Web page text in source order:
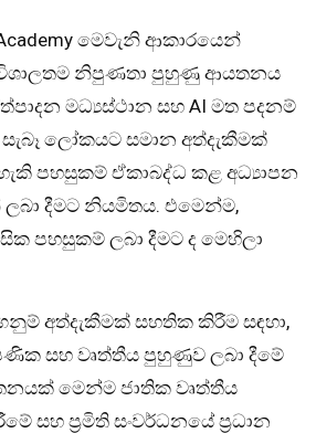
Academy මෙවැනි ආකාරයෙන්
නිපුණතා පුහුණු ආයතනය
මධ්‍යස්ථාන සහ AI මත පදනම්
ලෝකයට සමාන අත්දැකීමක්
පහසුකම් ඒකාබද්ධ කළ අධ්‍යාපන
දීමට නියමිතය. එමෙන්ම,
පහසුකම් ලබා දීමට ද මෙහිලා
අත්දැකීමක් සහතික කිරීම සඳහා,
සහ වෘත්තීය පුහුණුව ලබා දීමේ
මෙන්ම ජාතික වෘත්තීය
සහ ප්‍රමිති සංවර්ධනයේ ප්‍රධාන